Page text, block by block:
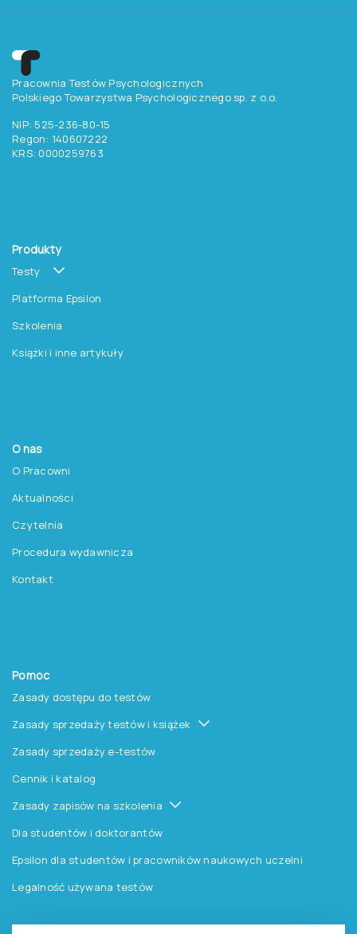
Pracownia Testów Psychologicznych
Polskiego Towarzystwa Psychologicznego sp. z o.o.
NIP: 525-236-80-15
Regon: 140607222
KRS: 0000259763
Produkty
Testy
Platforma Epsilon
Szkolenia
Książki i inne artykuły
O nas
O Pracowni
Aktualności
Czytelnia
Procedura wydawnicza
Kontakt
Pomoc
Zasady dostępu do testów
Zasady sprzedaży testów i książek
Zasady sprzedaży e-testów
Cennik i katalog
Zasady zapisów na szkolenia
Dla studentów i doktorantów
Epsilon dla studentów i pracowników naukowych uczelni
Legalność używana testów